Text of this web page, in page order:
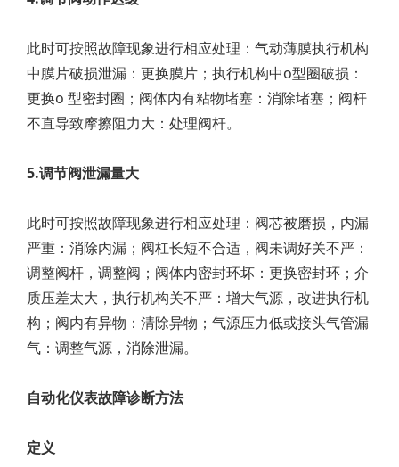
此时可按照故障现象进行相应处理：气动薄膜执行机构
中膜片破损泄漏：更换膜片；执行机构中o型圈破损：
更换o 型密封圈；阀体内有粘物堵塞：消除堵塞；阀杆
不直导致摩擦阻力大：处理阀杆。
5.调节阀泄漏量大
此时可按照故障现象进行相应处理：阀芯被磨损，内漏
严重：消除内漏；阀杠长短不合适，阀未调好关不严：
调整阀杆，调整阀；阀体内密封环坏：更换密封环；介
质压差太大，执行机构关不严：增大气源，改进执行机
构；阀内有异物：清除异物；气源压力低或接头气管漏
气：调整气源，消除泄漏。
自动化仪表故障诊断方法
定义